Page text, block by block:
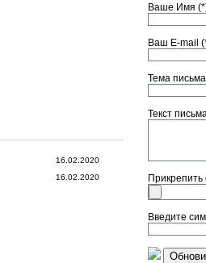
16.02.2020
16.02.2020
Ваше Имя
Ваш E-mail
Тема
Текст
Введите